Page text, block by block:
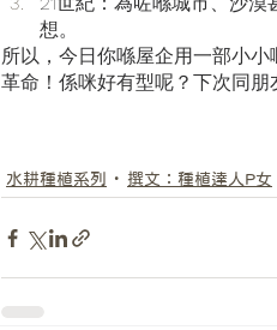
想。
所以，今日你喺屋企用一部小
革命！係咪好有型呢？下次同
水耕種植系列 撰文：種植達人P女